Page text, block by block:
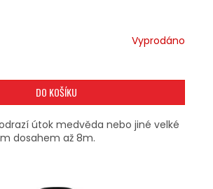
Vyprodáno
DO KOŠÍKU
útok medvěda nebo jiné velké
dosahem až 8m.